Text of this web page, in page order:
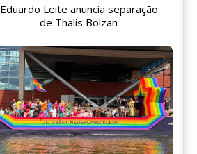
Eduardo Leite anuncia separação
de Thalis Bolzan